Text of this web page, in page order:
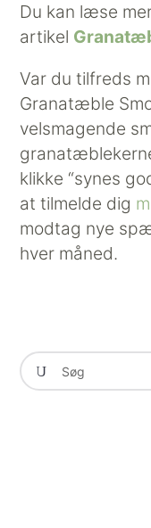
Du kan læse
artikel
Var du tilfreds
Granatæble
velsmagende
klikke “synes
at tilmelde dig
modtag nye
hver måned.